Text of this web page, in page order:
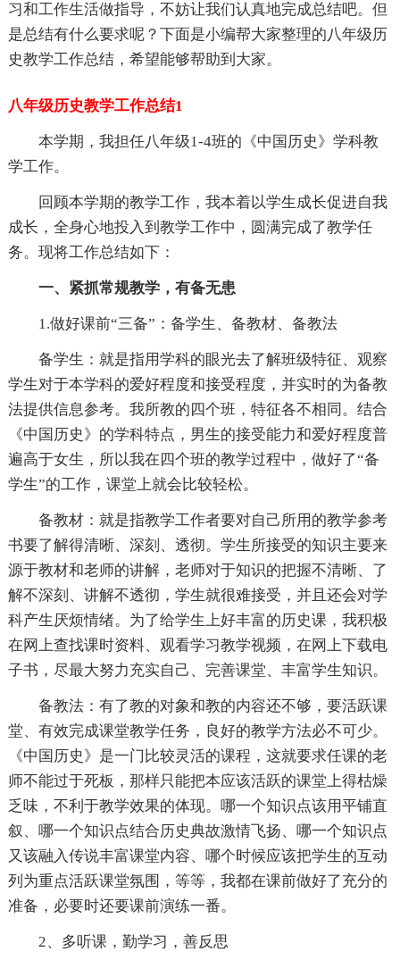
习和工作生活做指导，不妨让我们认真地完成总结吧。但
是总结有什么要求呢？下面是小编帮大家整理的八年级历
史教学工作总结，希望能够帮助到大家。
八年级历史教学工作总结1
本学期，我担任八年级1-4班的《中国历史》学科教
学工作。
回顾本学期的教学工作，我本着以学生成长促进自我
成长，全身心地投入到教学工作中，圆满完成了教学任
务。现将工作总结如下：
一、紧抓常规教学，有备无患
1.做好课前“三备”：备学生、备教材、备教法
备学生：就是指用学科的眼光去了解班级特征、观察
学生对于本学科的爱好程度和接受程度，并实时的为备教
法提供信息参考。我所教的四个班，特征各不相同。结合
《中国历史》的学科特点，男生的接受能力和爱好程度普
遍高于女生，所以我在四个班的教学过程中，做好了“备
学生”的工作，课堂上就会比较轻松。
备教材：就是指教学工作者要对自己所用的教学参考
书要了解得清晰、深刻、透彻。学生所接受的知识主要来
源于教材和老师的讲解，老师对于知识的把握不清晰、了
解不深刻、讲解不透彻，学生就很难接受，并且还会对学
科产生厌烦情绪。为了给学生上好丰富的历史课，我积极
在网上查找课时资料、观看学习教学视频，在网上下载电
子书，尽最大努力充实自己、完善课堂、丰富学生知识。
备教法：有了教的对象和教的内容还不够，要活跃课
堂、有效完成课堂教学任务，良好的教学方法必不可少。
《中国历史》是一门比较灵活的课程，这就要求任课的老
师不能过于死板，那样只能把本应该活跃的课堂上得枯燥
乏味，不利于教学效果的体现。哪一个知识点该用平铺直
叙、哪一个知识点结合历史典故激情飞扬、哪一个知识点
又该融入传说丰富课堂内容、哪个时候应该把学生的互动
列为重点活跃课堂氛围，等等，我都在课前做好了充分的
准备，必要时还要课前演练一番。
2、多听课，勤学习，善反思